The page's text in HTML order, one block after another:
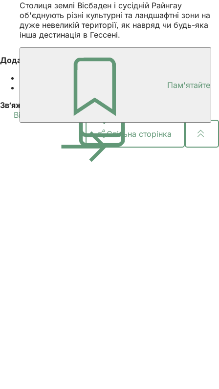
Столиця землі Вісбаден і сусідній Райнгау
об'єднують різні культурні та ландшафтні зони на
дуже невеликій території, як навряд чи будь-яка
інша дестинація в Гессені.
Пам'ятайте
Додаткова інформація
в
новій
вкладці)
Зв'яжіться з нами
Вісбаденський конгрес і маркетинг ГмбХ
Спільна сторінка